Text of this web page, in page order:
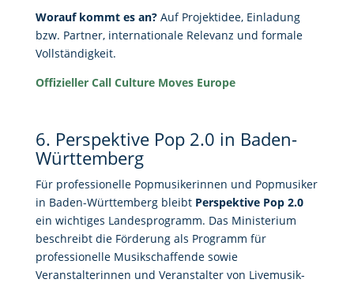
Worauf kommt es an?Auf Projektidee, Einladung
bzw. Partner, internationale Relevanz und formale
Vollständigkeit.
Offizieller Call Culture Moves Europe
6. Perspektive Pop 2.0 in Baden-
Württemberg
Für professionelle Popmusikerinnen und Popmusiker
in Baden-Württemberg bleibt Perspektive Pop 2.0
ein wichtiges Landesprogramm. Das Ministerium
beschreibt die Förderung als Programm für
professionelle Musikschaffende sowie
Veranstalterinnen und Veranstalter von Livemusik-